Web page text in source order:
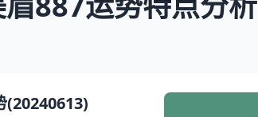
(20240613)